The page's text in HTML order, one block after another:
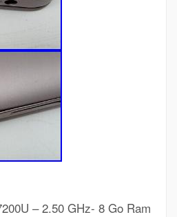
– 2.50 GHz- 8 Go Ram